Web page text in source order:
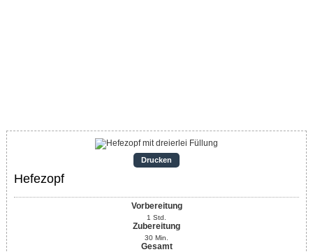
Drucken
Hefezopf
Vorbereitung
1 Std.
Zubereitung
30 Min.
Gesamt